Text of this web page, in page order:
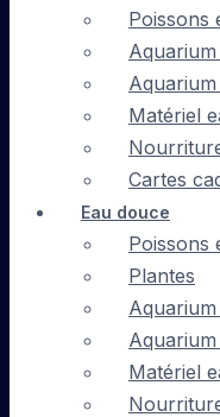
Poissons
Matériel
Cartes
Eau douce
Poissons
Plantes
Matériel